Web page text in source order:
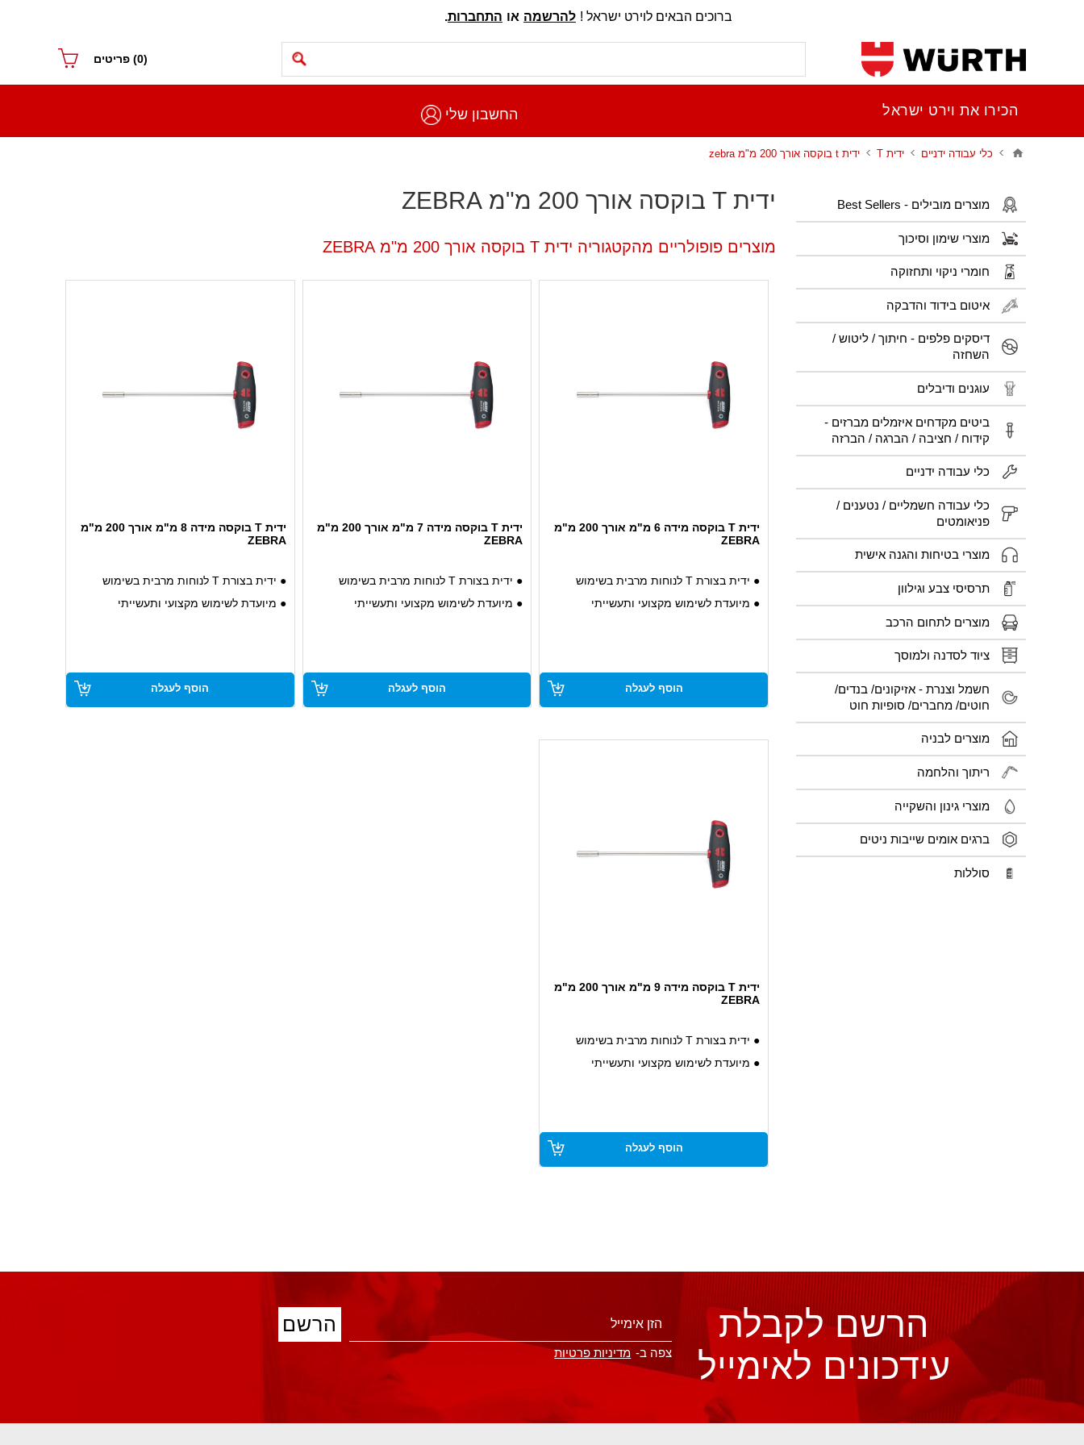
ברוכים הבאים לוירט ישראל ! להרשמה או התחברות.
(0) פריטים
מוצרים מובילים - Best Sellers
מוצרי שימון וסיכוך
חומרי ניקוי ותחזוקה
איטום בידוד והדבקה
דיסקים פלפים - חיתוך / ליטוש /
השחזה
עוגנים ודיבלים
ביטים מקדחים איזמלים מברזים -
קידוח / חציבה / הברגה / הברזה
כלי עבודה ידניים
כלי עבודה חשמליים / נטענים /
פניאומטים
מוצרי בטיחות והגנה אישית
תרסיסי צבע וגילוון
מוצרים לתחום הרכב
ציוד לסדנה ולמוסך
חשמל וצנרת - אזיקונים/ בנדים/
חוטים/ מחברים/ סופיות חוט
מוצרים לבניה
ריתוך והלחמה
מוצרי גינון והשקייה
ברגים אומים שייבות ניטים
סוללות
הכירו את וירט ישראל החשבון שלי
כלי עבודה ידניים ידית T ידית t בוקסה אורך 200 מ"מ zebra
ידית T בוקסה אורך 200 מ"מ ZEBRA
מוצרים פופולריים מהקטגוריה ידית T בוקסה אורך 200 מ"מ ZEBRA
ידית T בוקסה מידה 6 מ"מ אורך 200 מ"מ
ZEBRA
● ידית בצורת T לנוחות מרבית בשימוש
● מיועדת לשימוש מקצועי ותעשייתי
הוסף לעגלה
ידית T בוקסה מידה 7 מ"מ אורך 200 מ"מ
ZEBRA
● ידית בצורת T לנוחות מרבית בשימוש
● מיועדת לשימוש מקצועי ותעשייתי
הוסף לעגלה
ידית T בוקסה מידה 8 מ"מ אורך 200 מ"מ
ZEBRA
● ידית בצורת T לנוחות מרבית בשימוש
● מיועדת לשימוש מקצועי ותעשייתי
הוסף לעגלה
ידית T בוקסה מידה 9 מ"מ אורך 200 מ"מ
ZEBRA
● ידית בצורת T לנוחות מרבית בשימוש
● מיועדת לשימוש מקצועי ותעשייתי
הוסף לעגלה
הרשם לקבלת
עידכונים לאימייל
צפה ב- מדיניות פרטיות